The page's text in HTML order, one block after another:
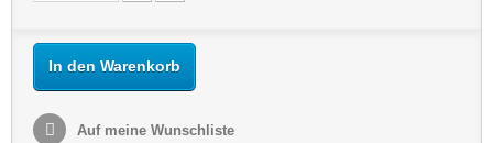
In den Warenkorb
Auf meine Wunschliste